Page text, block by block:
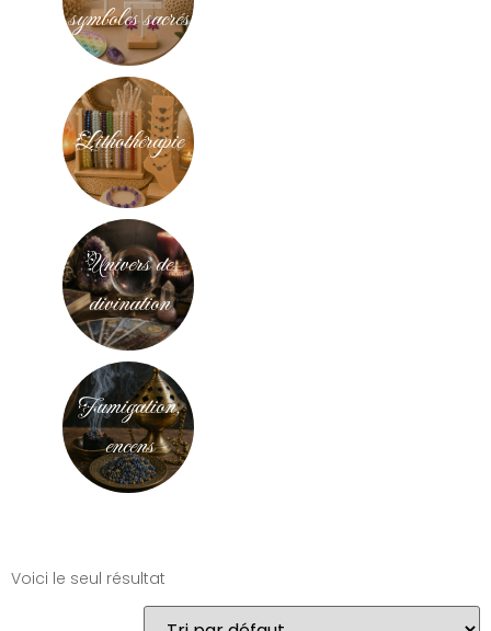
symboles sacrés
Lithothérapie
Univers de
divination
Fumigation,
encens
Voici le seul résultat